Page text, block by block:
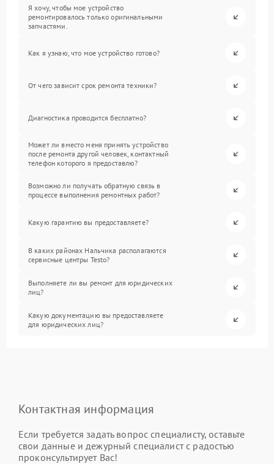
Я хочу, чтобы мое устройство
ремонтировалось только оригинальными
запчастями.
Как я узнаю, что мое устройство готово?
От чего зависит срок ремонта техники?
Диагностика проводится бесплатно?
Может ли вместо меня принять устройство
после ремонта другой человек, контактный
телефон которого я предоставлю?
Возможно ли получать обратную связь в
процессе выполнения ремонтных работ?
Какую гарантию вы предоставляете?
В каких районах Нальчика располагаются
сервисные центры Testo?
Выполняете ли вы ремонт для юридических
лиц?
Какую документацию вы предоставляете
для юридических лиц?
Контактная информация
Если требуется задать вопрос специалисту, оставьте
свои данные и дежурный специалист с радостью
проконсультирует Вас!